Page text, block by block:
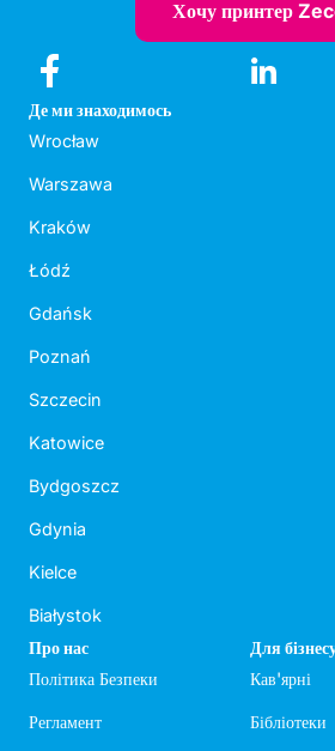
Хочу принтер
Де ми знаходимось
Wrocław
Warszawa
Kraków
Łódź
Gdańsk
Poznań
Szczecin
Katowice
Bydgoszcz
Gdynia
Kielce
Białystok
Про нас
Політика Безпеки
Регламент
Для
Кав'ярні
Бібліотеки